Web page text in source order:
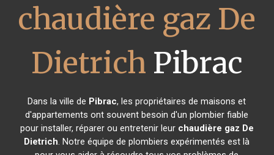
chaudière gaz De
Dietrich Pibrac
Dans la ville de Pibrac, les propriétaires de maisons et
d'appartements ont souvent besoin d'un plombier fiable
pour installer, réparer ou entretenir leur chaudière gaz De
Dietrich. Notre équipe de plombiers expérimentés est là